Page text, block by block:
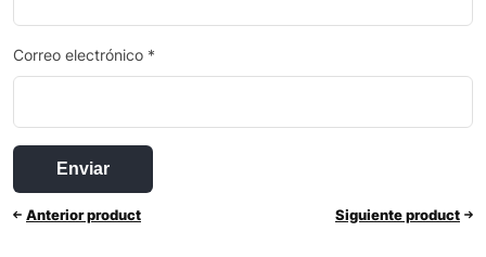
Correo electrónico *
Anterior product Siguiente product